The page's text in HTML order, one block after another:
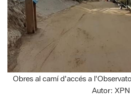
Obres al camí d'accés a
12/05/2021
S’estan duent a terme les obres